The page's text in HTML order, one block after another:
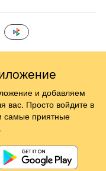
и добавляем
вас. Просто войдите в
самые приятные